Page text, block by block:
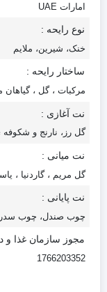
امارات UAE
نوع رایحه :
خنک، شیرین، ملایم
ساختار رایحه :
مرکبات ، گل ،
نت آغازی :
گل رز، نارنج و شکوفه‌
نت میانی :
گل مریم ، گاردنیا ،
نت پایانی :
چوب صندل، چوب
مجوز سازمان غذا و
1766203352